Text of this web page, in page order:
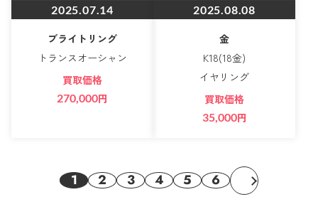
2025.07.14
ブライトリング
トランスオーシャン
買取価格
270,000円
2025.08.08
金
K18(18金)
イヤリング
買取価格
35,000円
1 2 3 4 5 6